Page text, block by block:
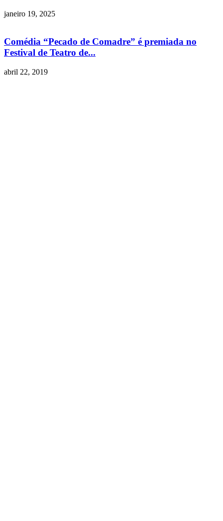
janeiro 19, 2025
Comédia “Pecado de Comadre” é premiada no
Festival de Teatro de...
abril 22, 2019